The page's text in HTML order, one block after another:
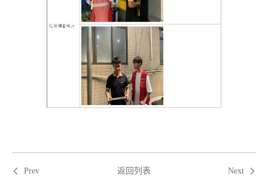
Prev 返回列表 Next